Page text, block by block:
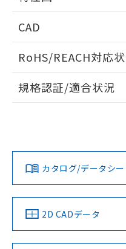
外形図
電気的耐久性曲線
CAD
ドすることができます
ログ
ダウンロードデータをご利
みください。
ソフトウェアの使用条件
RoHS/REACH対応
EU RoHS 注意事項・
対応済み
中国 RoHS 注意事項・
規格認証/適合状況
LR型式承認
（イギリス
船舶規格）
DNV型式
（ノルウ
No No
カタログ/データシ
2D CADデータ